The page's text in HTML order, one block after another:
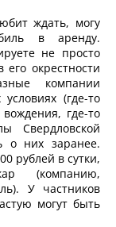
ждать, могу
в аренду.
не просто
окрестности
компании
(где-то
где-то
Свердловской
о них заранее.
рублей в сутки,
(компанию,
У частников
могут быть